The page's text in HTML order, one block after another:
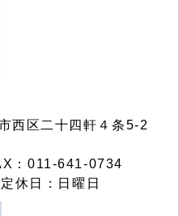
西区二十四軒４条5-2
：011-641-0734
休日：日曜日